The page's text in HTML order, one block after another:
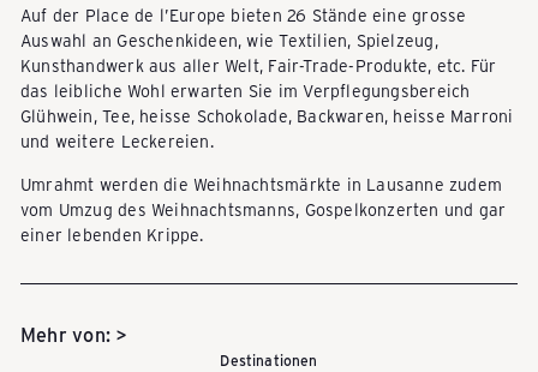
e
y
s
&
Auf der Place de l’Europe bieten 26 Stände eine grosse
Auswahl an Geschenkideen, wie Textilien, Spielzeug,
Kunsthandwerk aus aller Welt, Fair-Trade-Produkte, etc. Für
das leibliche Wohl erwarten Sie im Verpflegungsbereich
Glühwein, Tee, heisse Schokolade, Backwaren, heisse Marroni
und weitere Leckereien.
Umrahmt werden die Weihnachtsmärkte in Lausanne zudem
vom Umzug des Weihnachtsmanns, Gospelkonzerten und gar
einer lebenden Krippe.
Mehr von: >
Destinationen